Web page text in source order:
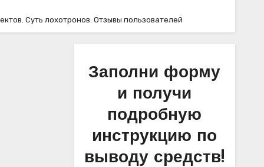
Суть лохотронов. Отзывы пользователей
Заполни форму
и получи
подробную
инструкцию по
выводу средств!